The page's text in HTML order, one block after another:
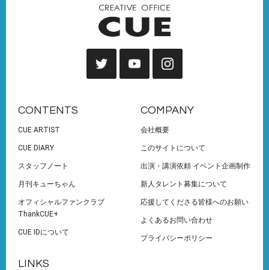
CONTENTS
CUE ARTIST
CUE DIARY
スタッフノート
月刊キューちゃん
オフィシャルファンクラブ
ThankCUE+
CUE IDについて
COMPANY
会社概要
このサイトについて
出演・講演依頼 イベント企画制作
新人タレント募集について
応援してくださる皆様へのお願い
よくあるお問い合わせ
プライバシーポリシー
LINKS